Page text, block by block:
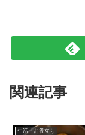
関連記事
生活・お役立ち